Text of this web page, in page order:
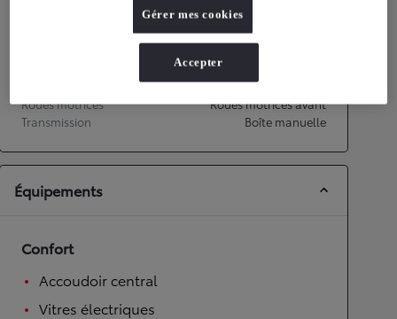
Accélération 0-100km/h
Roues motrices
Roues motrices avant
Transmission
Boîte manuelle
Équipements
Confort
Accoudoir central
Vitres électriques
Gérer mes cookies
Accepter